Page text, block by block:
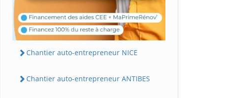
Chantier auto-entrepreneur NICE
Chantier auto-entrepreneur ANTIBES